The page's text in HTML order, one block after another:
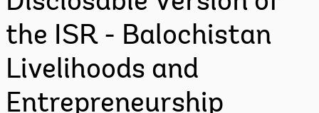
the ISR - Balochistan
Livelihoods and
Entrepreneurship